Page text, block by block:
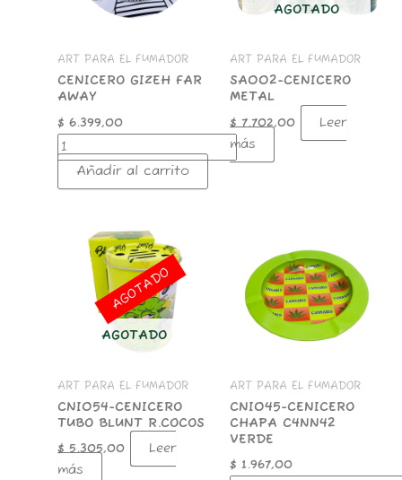
ART PARA EL FUMADOR
CENICERO GIZEH FAR
AWAY
$ 6.399,00
Añadir al carrito
AGOTADO
ART PARA EL FUMADOR
SA002-CENICERO
METAL
$7.702,00
Leer
más
AGOTADO
ART PARA EL FUMADOR
CNI054-CENICERO
TUBO BLUNT R.COCOS
$5.305,00
Leer
más
AGOTADO
ART PARA EL FUMADOR
CNI045-CENICERO
CHAPA C4NN42
VERDE
$ 1.967,00
CHAPA
C4NN42
VERDE
cantidad